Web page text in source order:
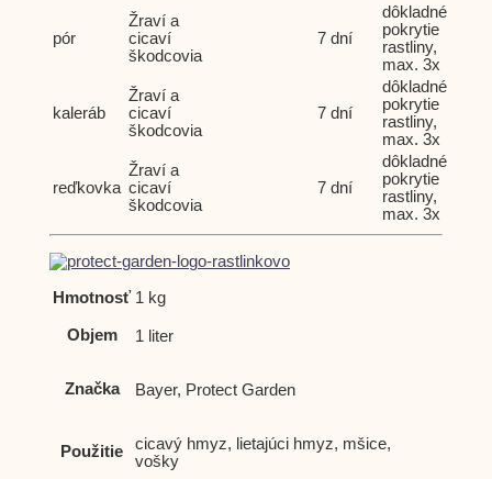
pór
Žraví a
cicaví
škodcovia
7 dní
dôkladné
pokrytie
rastliny,
max. 3x
kaleráb
Žraví a
cicaví
škodcovia
7 dní
dôkladné
pokrytie
rastliny,
max. 3x
reďkovka
Žraví a
cicaví
škodcovia
7 dní
dôkladné
pokrytie
rastliny,
max. 3x
Hmotnosť 1 kg
Objem 1 liter
Značka Bayer, Protect Garden
Použitie
cicavý hmyz, lietajúci hmyz, mšice,
vošky